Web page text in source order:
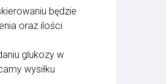
będzie
oraz ilości
glukozy w
wysiłku